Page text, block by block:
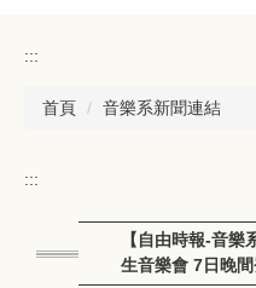
:::
首頁 音樂系新聞連結
:::
【自由時報-音
生音樂會 7日晚